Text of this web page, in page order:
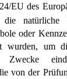
EU des
natürliche
oder
wurden, um
Zwecke
von der